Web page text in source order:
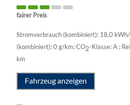
fairer Preis
Stromverbrauch (kombiniert): 18,0
(kombiniert):0 g/km;CO2-Klasse:A ;
km
Fahrzeug anzeigen